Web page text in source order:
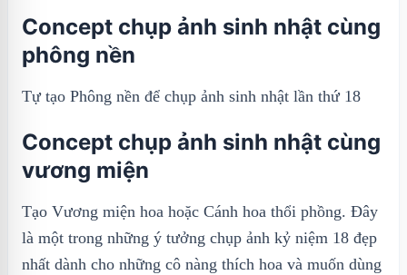
Concept chụp ảnh sinh nhật cùng
phông nền
Tự tạo Phông nền để chụp ảnh sinh nhật lần thứ 18
Concept chụp ảnh sinh nhật cùng
vương miện
Tạo Vương miện hoa hoặc Cánh hoa thổi phồng. Đây
là một trong những ý tưởng chụp ảnh kỷ niệm 18 đẹp
nhất dành cho những cô nàng thích hoa và muốn dùng